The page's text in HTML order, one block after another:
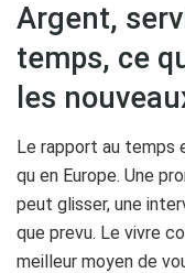
Argent,
temps, ce
les
Le rapport au temps
qu en Europe. Une
peut glisser, une
que prevu. Le vivre
meilleur moyen de